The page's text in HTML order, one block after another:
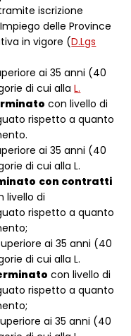
iscrizione
delle Province
in vigore (D.Lgs
ai 35 anni (40
di cui allaL.
con livello di
rispetto a quanto
ai 35 anni (40
di cui alla L.
con contratti
livello di
rispetto a quanto
ai 35 anni (40
di cui alla L.
con livello di
rispetto a quanto
ai 35 anni (40